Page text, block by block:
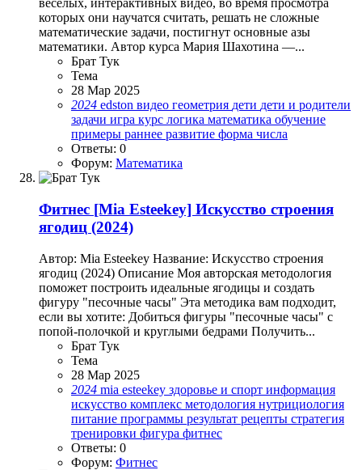
веселых, интерактивных видео, во время просмотра
которых они научатся считать, решать не сложные
математические задачи, постигнут основные азы
математики. Автор курса Мария Шахотина —...
Брат Тук
Тема
28 Мар 2025
2024 edston видео геометрия дети дети и родители
задачи игра курс логика математика обучение
примеры раннее развитие форма числа
Ответы: 0
Форум: Математика
Фитнес [Mia Esteekey] Искусство строения
ягодиц (2024)
Автор: Mia Esteekey Название: Искусство строения
ягодиц (2024) Описание Моя авторская методология
поможет построить идеальные ягодицы и создать
фигуру "песочные часы" Эта методика вам подходит,
если вы хотите: Добиться фигуры "песочные часы" с
попой-полочкой и круглыми бедрами Получить...
Брат Тук
Тема
28 Мар 2025
2024 mia esteekey здоровье и спорт информация
искусство комплекс методология нутрициология
питание программы результат рецепты стратегия
тренировки фигура фитнес
Ответы: 0
Форум: Фитнес